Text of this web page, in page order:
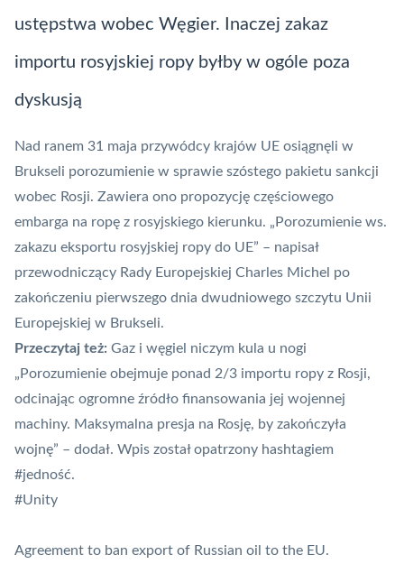
ustępstwa wobec Węgier. Inaczej zakaz
importu rosyjskiej ropy byłby w ogóle poza
dyskusją
Nad ranem 31 maja przywódcy krajów UE osiągnęli w
Brukseli porozumienie w sprawie szóstego pakietu sankcji
wobec Rosji. Zawiera ono propozycję częściowego
embarga na ropę z rosyjskiego kierunku. „Porozumienie ws.
zakazu eksportu rosyjskiej ropy do UE” – napisał
przewodniczący Rady Europejskiej Charles Michel po
zakończeniu pierwszego dnia dwudniowego szczytu Unii
Europejskiej w Brukseli.
Przeczytaj też: Gaz i węgiel niczym kula u nogi
„Porozumienie obejmuje ponad 2/3 importu ropy z Rosji,
odcinając ogromne źródło finansowania jej wojennej
machiny. Maksymalna presja na Rosję, by zakończyła
wojnę” – dodał. Wpis został opatrzony hashtagiem
#jedność.
#Unity
Agreement to ban export of Russian oil to the EU.